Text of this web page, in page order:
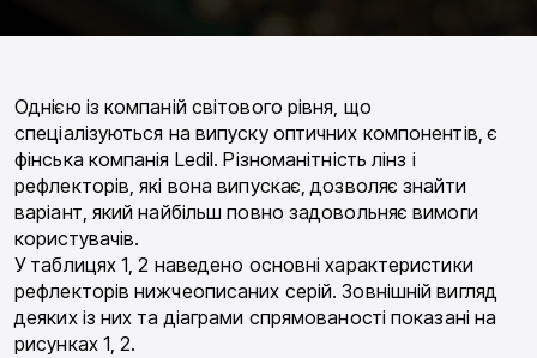
Однією із компаній світового рівня, що
спеціалізуються на випуску оптичних компонентів, є
фінська компанія Ledil. Різноманітність лінз і
рефлекторів, які вона випускає, дозволяє знайти
варіант, який найбільш повно задовольняє вимоги
користувачів.
У таблицях 1, 2 наведено основні характеристики
рефлекторів нижчеописаних серій. Зовнішній вигляд
деяких із них та діаграми спрямованості показані на
рисунках 1, 2.